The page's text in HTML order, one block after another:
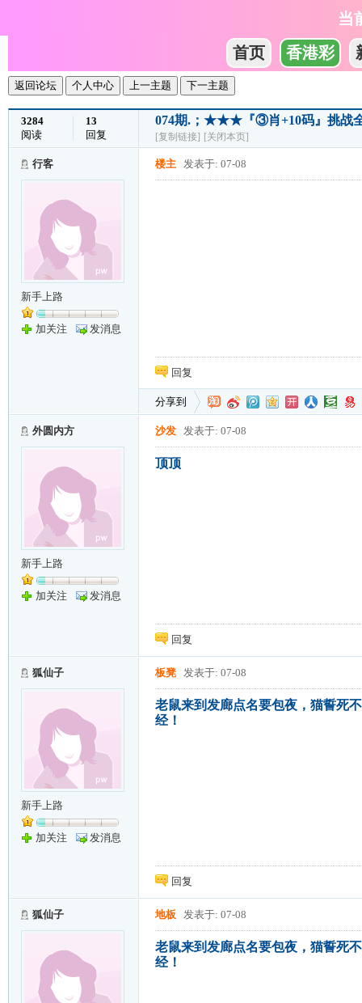
当
首页
香港彩
返回论坛 个人中心 上一主题 下一主题
3284
阅读
13
回复
074期.；★★★『③肖+10码』挑战
[复制链接] [关闭本页]
行客
新手上路
加关注 发消息
楼主 发表于: 07-08
回复
分享到
外圆内方
新手上路
加关注 发消息
沙发 发表于: 07-08
顶顶
回复
狐仙子
新手上路
加关注 发消息
板凳 发表于: 07-08
老鼠来到发廊点名要包夜，猫誓死
经！
回复
狐仙子 地板 发表于: 07-08
老鼠来到发廊点名要包夜，猫誓死
经！